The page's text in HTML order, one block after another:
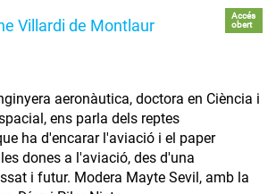
Villardi de Montlaur
Accés
obert
aeronàutica, doctora en Ciència i
ens parla dels reptes
ha d'encarar l'aviació i el paper
dones a l'aviació, des d'una
i futur. Modera Mayte Sevil, amb la